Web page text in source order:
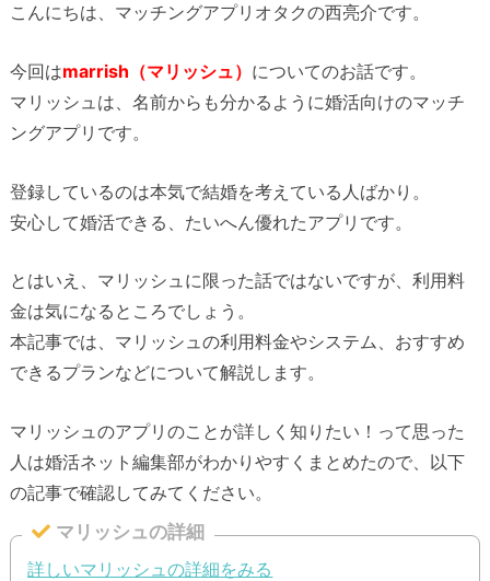
こんにちは、マッチングアプリオタクの西亮介です。
今回はmarrish（マリッシュ） についてのお話です。
マリッシュは、名前からも分かるように婚活向けのマッチ
ングアプリです。
登録しているのは本気で結婚を考えている人ばかり。
安心して婚活できる、たいへん優れたアプリです。
とはいえ、マリッシュに限った話ではないですが、利用料
金は気になるところでしょう。
本記事では、マリッシュの利用料金やシステム、おすすめ
できるプランなどについて解説します。
マリッシュのアプリのことが詳しく知りたい！って思った
人は婚活ネット編集部がわかりやすくまとめたので、以下
の記事で確認してみてください。
マリッシュの詳細
詳しいマリッシュの詳細をみる